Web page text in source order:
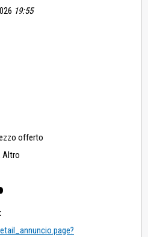
19:55
offerto
Altro